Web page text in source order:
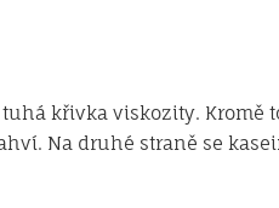
křivka viskozity. Kromě
Na druhé straně se